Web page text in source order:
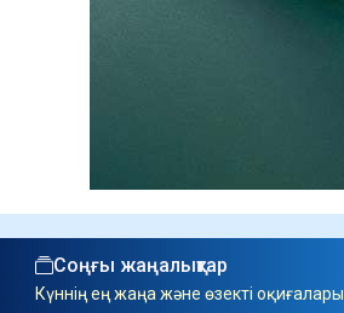
Соңғы жаңалықтар
Күннің ең жаңа және өзекті оқиғалары